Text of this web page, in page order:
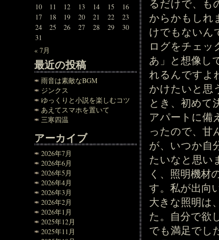
10
11 12 13 14 15
16
17
18 19 20 21 22
23
24
25 26 27 28 29
30
31
« 7月
最近の投稿
雨音は素敵なBGM
ジンクス
ゆっくりと小説を楽しむコツ
あえてスマホを置いて
三寒四温
アーカイブ
2026年7月
2026年6月
2026年5月
2026年4月
2026年3月
2026年2月
2026年1月
2025年12月
2025年11月
るだけで、も
からかもしれ
けでもないん
ログをチェッ
あ」と想像し
れるんですよ
かけたいと思
とき、初めて
アパートに備
ったので、甘
が、いつか自
たいなと思い
く、照明機材
す。私が出向
大きな照明は
た。自分で欲
でも満足でし